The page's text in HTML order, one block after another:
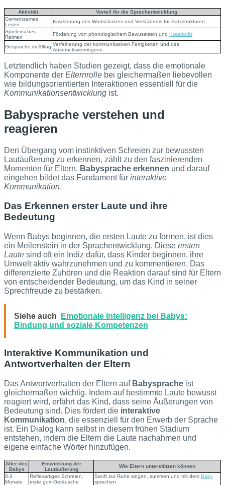
Aktivität
Vorteil für die Sprachentwicklung
Gemeinsames
Lesen
Erweiterung des Wortschatzes und Verständnis für Satzstrukturen
Spielerisches
Reimen
Förderung von phonologischem Bewusstsein und Kreativität
Gespräche im Alltag Verfeinerung der kommunikativen Fertigkeiten und des
Ausdrucksvermögens
Letztendlich haben Studien gezeigt, dass die emotionale
Komponente der Elternrolle bei gleichermaßen liebevollen
wie bildungsorientierten Interaktionen essentiell für die
Kommunikationsentwicklung ist.
Babysprache verstehen und
reagieren
Den Übergang vom instinktiven Schreien zur bewussten
Lautäußerung zu erkennen, zählt zu den faszinierenden
Momenten für Eltern. Babysprache erkennen und darauf
eingehen bildet das Fundament für interaktive
Kommunikation.
Das Erkennen erster Laute und ihre
Bedeutung
Wenn Babys beginnen, die ersten Laute zu formen, ist dies
ein Meilenstein in der Sprachentwicklung. Diese ersten
Laute sind oft ein Indiz dafür, dass Kinder beginnen, ihre
Umwelt aktiv wahrzunehmen und zu kommentieren. Das
differenzierte Zuhören und die Reaktion darauf sind für Eltern
von entscheidender Bedeutung, um das Kind in seiner
Sprechfreude zu bestärken.
Siehe auch
Emotionale Intelligenz bei Babys:
Bindung und soziale Kompetenzen
Interaktive Kommunikation und
Antwortverhalten der Eltern
Das Antwortverhalten der Eltern auf Babysprache ist
gleichermaßen wichtig. Indem auf bestimmte Laute bewusst
reagiert wird, erfährt das Kind, dass seine Äußerungen von
Bedeutung sind. Dies fördert die interaktive
Kommunikation, die essenziell für den Erwerb der Sprache
ist. Ein Dialog kann selbst in diesem frühen Stadium
entstehen, indem die Eltern die Laute nachahmen und
eigene einfache Wörter hinzufügen.
Alter des
Babys
Entwicklung der
Lautäußerung
Wie Eltern unterstützen können
0-3
Monate
Reflexartiges Schreien,
erste gurr-Geräusche
Sanft zur Ruhe singen, summen und mit dem Baby
sprechen